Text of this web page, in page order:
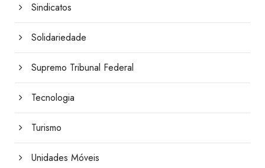
Sindicatos
Solidariedade
Supremo Tribunal Federal
Tecnologia
Turismo
Unidades Móveis